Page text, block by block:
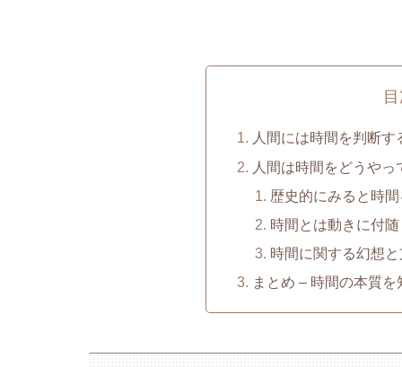
人間には時間を判断す
人間は時間をどうや
歴史的にみると時
時間とは動きに付
時間に関する幻想
まとめ – 時間の本質